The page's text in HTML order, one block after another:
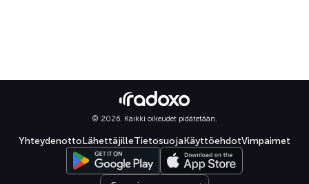
© 2026. Kaikki oikeudet pidätetään.
YhteydenottoLähettäjilleTietosuojaKäyttöehdotVimpaimet
Select language